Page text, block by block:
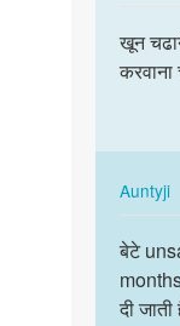
to
मेरी
चुकी
है
मैं
एक
by
खून
चढाने
कितने
महिने…
खून
करवाना
AuntyjiIn
बेटे
unsafe
sex
बेटे
दी